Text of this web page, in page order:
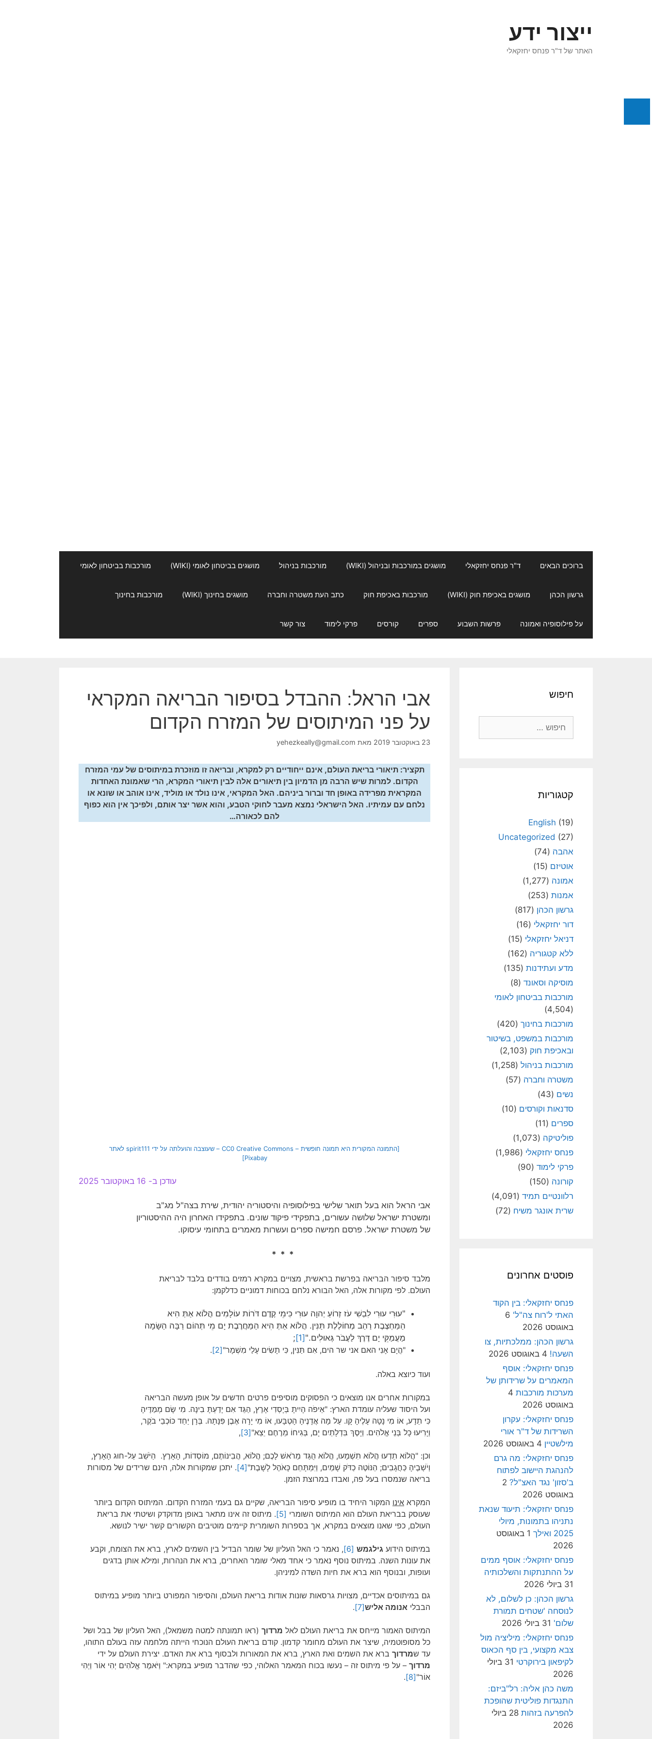
ייצור ידע
האתר של ד"ר פנחס יחזקאלי
ברוכים הבאים ד"ר פנחס יחזקאלי מושגים במורכבות ובניהול (WIKI) מורכבות בניהול מושגים בביטחון לאומי (WIKI) מורכבות בביטחון לאומי
גרשון הכהן מושגים באכיפת חוק (WIKI) מורכבות באכיפת חוק כתב העת משטרה וחברה מושגים בחינוך (WIKI) מורכבות בחינוך
על פילוסופיה ואמונה פרשות השבוע ספרים קורסים פרקי לימוד צור קשר
אבי הראל: ההבדל בסיפור הבריאה המקראי
על פני המיתוסים של המזרח הקדום
23 באוקטובר 2019 מאת yehezkeally@gmail.com
תקציר: תיאורי בריאת העולם, אינם ייחודיים רק למקרא, ובריאה זו מוזכרת במיתוסים של עמי המזרח
הקדום. למרות שיש הרבה מן הדמיון בין תיאורים אלה לבין תיאורי המקרא, הרי שאמונת האחדות
המקראית מפרידה באופן חד וברור ביניהם. האל המקראי, אינו נולד או מוליד, אינו אוהב או שונא או
נלחם עם עמיתיו. האל הישראלי נמצא מעבר לחוקי הטבע, והוא אשר יצר אותם, ולפיכך אין הוא כפוף
להם לכאורה…
[התמונה המקורית היא תמונה חופשית – CC0 Creative Commons – שעוצבה והועלתה על ידי spirit111 לאתר
Pixabay]
עודכן ב- 16 באוקטובר 2025
אבי הראל הוא בעל תואר שלישי בפילוסופיה והיסטוריה יהודית, שירת בצה"ל מג"ב
ומשטרת ישראל שלושה עשורים, בתפקידי פיקוד שונים. בתפקידו האחרון היה ההיסטוריון
של משטרת ישראל. פרסם חמישה ספרים ועשרות מאמרים בתחומי עיסוקו.
* * *
מלבד סיפור הבריאה בפרשת בראשית, מצויים במקרא רמזים בודדים בלבד לבריאת
העולם. לפי מקורות אלה, האל הבורא נלחם בכוחות דמוניים כדלקמן:
"עוּרִי עוּרִי לִבְשִׁי עֹז זְרוֹעַ יְהוָה עוּרִי כִּימֵי קֶדֶם דֹּרוֹת עוֹלָמִים הֲלוֹא אַתְּ הִיא
הַמַּחְצֶבֶת רַהַב מְחוֹלֶלֶת תַּנִּין. הֲלוֹא אַתְּ הִיא הַמַּחֲרֶבֶת יָם מֵי תְּהוֹם רַבָּה הַשָּׂמָה
מַעֲמַקֵּי יָם דֶּרֶךְ לַעֲבֹר גְּאוּלִים." [1]
;
"הֲ‍יָם אָנִי האם אני שר הים, אִם תַּנִּין, כִּי תָשִׂים עָלַי מִשְׁמָר"[2]
.
ועוד כיוצא באלה.
במקורות אחרים אנו מוצאים כי הפסוקים מוסיפים פרטים חדשים על אופן מעשה הבריאה
ועל היסוד שעליה עומדת הארץ: "אֵיפֹה הָיִיתָ בְּיָסְדִי אָרֶץ, הַגֵּד אִם יָדַעְתָּ בִינָה. מִי שָׂם מְמַדֶּיהָ
כִּי תֵדָע, אוֹ מִי נָטָה עָלֶיהָ קָּו. עַל מָה אֲדָנֶיהָ הָטְבָּעוּ, אוֹ מִי יָרָה אֶבֶן פִּנָּתָהּ. בְּרָן יַחַד כּוֹכְבֵי בֹקֶר,
וַיָּרִיעוּ כָּל בְּנֵי אֱלֹהִים. וַיָּסֶךְ בִּדְלָתַיִם יָם, בְּגִיחוֹ מֵרֶחֶם יֵצֵא"[3]
,
וכן: "הֲלוֹא תֵדְעוּ הֲלוֹא תִשְׁמָעוּ, הֲלוֹא הֻגַּד מֵרֹאשׁ לָכֶם; הֲלוֹא, הֲבִינוֹתֶם, מוֹסְדוֹת, הָאָרֶץ. הַיֹּשֵׁב עַל-חוּג הָאָרֶץ,
וְיֹשְׁבֶיהָ כַּחֲגָבִים; הַנּוֹטֶה כַדֹּק שָׁמַיִם, וַיִּמְתָּחֵם כָּאֹהֶל לָשָׁבֶת"[4]
. יתכן שמקורות אלה, הינם שרידים של מסורות
בריאה שנמסרו בעל פה, ואבדו במרוצת הזמן.
המקרא אינו המקור היחיד בו מופיע סיפור הבריאה, שקיים גם בעמי המזרח הקדום. המיתוס הקדום ביותר
שעוסק בבריאת העולם הוא המיתוס השומרי [5]
. מיתוס זה אינו מתאר באופן מדוקדק ושיטתי את בריאת
העולם, כפי שאנו מוצאים במקרא, אך בספרות השומרית קיימים מוטיבים הקשורים קשר ישיר לנושא.
במיתוס הידוע גילגמש [6]
, נאמר כי האל העליון של שומר הבדיל בין השמים לארץ, ברא את הצומח, וקבע
את עונות השנה. במיתוס נוסף נאמר כי אחד מאלי שומר האחרים, ברא את הנהרות, ומילא אותן בדגים
ועופות, ובנוסף הוא ברא את חיות השדה למיניהן.
גם במיתוסים אכדיים, מצויות גרסאות שונות אודות בריאת העולם, והסיפור המפורט ביותר מופיע במיתוס
הבבלי אנומה אליש[7]
.
המיתוס האמור מייחס את בריאת העולם לאל מרדוך (ראו תמונתה למטה משמאל), האל העליון של בבל ושל
כל מסופוטמיה, שיצר את העולם מחומר קדמון. קודם בריאת העולם הנוכחי הייתה מלחמה עזה בעולם התוהו,
עד שמרדוך ברא את השמים ואת הארץ, ברא את המאורות ולבסוף ברא את האדם. יצירת העולם על ידי
מרדוך – על פי מיתוס זה – נעשו בכוח המאמר האלוהי, כפי שהדבר מופיע במקרא:" וַיֹּאמֶר אֱלֹהִים יְהִי אוֹר וַיְהִי
אוֹר"[8]
.
חיפוש
קטגוריות
English (19)
Uncategorized (27)
אהבה (74)
אוטיזם (15)
אמונה (1,277)
אמנות (253)
גרשון הכהן (817)
דור יחזקאלי (16)
דניאל יחזקאלי (15)
ללא קטגוריה (162)
מדע ועתידנות (135)
מוסיקה וסאונד (8)
מורכבות בביטחון לאומי
(4,504)
מורכבות בחינוך (420)
מורכבות במשפט, בשיטור
ובאכיפת חוק (2,103)
מורכבות בניהול (1,258)
משטרה וחברה (57)
נשים (43)
סדנאות וקורסים (10)
ספרים (11)
פוליטיקה (1,073)
פנחס יחזקאלי (1,986)
פרקי לימוד (90)
קורונה (150)
רלוונטיים תמיד (4,091)
שרית אונגר משיח (72)
פוסטים אחרונים
פנחס יחזקאלי: בין הקוד
האתי ל'רוח צה"ל' 6
באוגוסט 2026
גרשון הכהן: ממלכתיות, צו
השעה! 4 באוגוסט 2026
פנחס יחזקאלי: אוסף
המאמרים על שרידותן של
מערכות מורכבות 4
באוגוסט 2026
פנחס יחזקאלי: עקרון
השרידות של ד"ר אורי
מילשטיין 4 באוגוסט 2026
פנחס יחזקאלי: מה גרם
להנהגת היישוב לפתוח
ב'סזון' נגד האצ"ל? 2
באוגוסט 2026
פנחס יחזקאלי: תיעוד שנאת
נתניהו בתמונות, מיולי
2025 ואילך
1 באוגוסט
2026
פנחס יחזקאלי: אוסף ממים
על ההתנתקות והשלכותיה
31 ביולי 2026
גרשון הכהן: כן לשלום, לא
לנוסחה 'שטחים תמורת
שלום' 31 ביולי 2026
פנחס יחזקאלי: מיליציה מול
צבא מקצועי, בין סף הכאוס
לקיפאון בירוקרטי
31 ביולי
2026
משה כהן אליה: רל"ביזם:
התנגדות פוליטית שהופכת
להפרעה בזהות
28 ביולי
2026